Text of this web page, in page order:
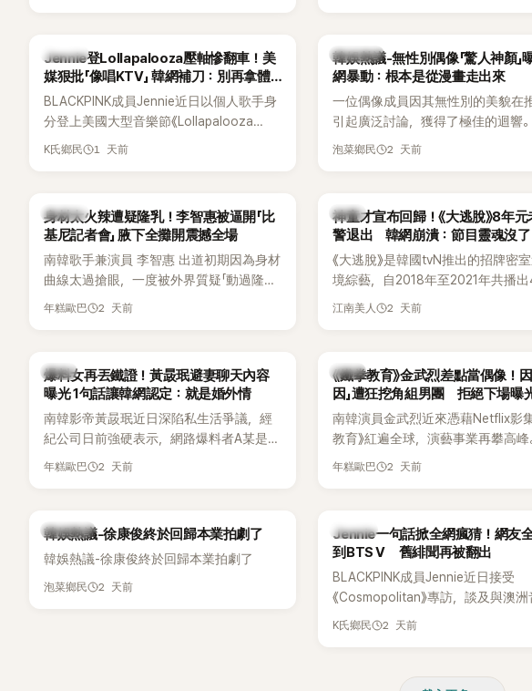
近況照意外掀起熱議，不是因為仙氣十足
的美貌，而是藏在纖細身材下的超狂背肌
與肩膀線條，反差感十足，讓不少網友看
傻直呼：「原來她身材這麼猛！」
K-POP
Jennie登Lollapalooza壓軸慘翻車！美
媒狠批「像唱KTV」 韓網補刀：別再拿體
力當藉口
BLACKPINK成員Jennie近日以個人歌手身
分登上美國大型音樂節《Lollapalooza
Chicago》主舞台，不僅成為首位擔任該音
遭部分網友質疑，就連美國當地媒體也毫
不留情給出負評，甚至形容整場演出「就像
一場豪華KTV」。
K氏鄉民 1 天前
熱議討論
韓娛熱議-無性別偶像「驚人神顏」
網暴動：根本是從漫畫走出來
一位偶像成員因其無性別的美貌在
引起廣泛討論，獲得了極佳的迴響
僅外型出眾，舞技也備受讚譽。
泡菜鄉民 2 天前
K-POP
身材太火辣遭疑隆乳！李智惠被逼開「比
基尼記者會」 腋下全攤開震撼全場
南韓歌手兼演員 李智惠 出道初期因為身材
曲線太過搶眼，一度被外界質疑「動過隆乳
手術」，最後甚至被公司安排親上火線，召
口回憶這段「隆乳疑雲黑歷史」，話題再度被
翻出來熱議。 2日播出的 SBS 綜藝節目
《我的經紀人太難搞－秘書鎮》，邀請同時
兼顧工作與育兒的演藝圈代表「媽媽群」
——李智惠、李賢怡、李恩亨，以第13位
合，兩人邊搭車邊聊天，氣氛輕鬆。聊到
最近的新聞，李瑞鎮突然直球發問：「妳不
是上新聞了？說妳去做整形？是人中縮短
手術嗎？」一貫犀利又不留情的問法，讓現
年糕歐巴 2 天前
韓星
神童才宣布回歸！《大逃脫》8年
警退出 韓網崩潰：節目靈魂沒了
《大逃脫》是韓國tvN推出的招牌密
境綜藝，自2018年至2021年共播出
由鄭鍾淵PD打造完整的「大逃脫宇宙
江南美人 2 天前
韓星
爆料女再丟鐵證！黃晸珉避妻聊天內容
曝光 1句話讓韓網認定：就是婚外情
南韓影帝黃晸珉近日深陷私生活爭議，經
紀公司日前強硬表示，網路爆料者A某是涉
嫌長期跟蹤黃晸珉的嫌疑人，已採取法律
「雙向互動」，並非外界所稱的單方面騷擾。
年糕歐巴 2 天前
韓星
《鐵拳教育》金武烈差點當偶像！因
因」遭狂挖角組男團 拒絕下場曝
南韓演員金武烈近來憑藉Netflix影
教育》紅遍全球，演藝事業再攀高峰
被爆出一段鮮為人知的出道祕辛，
年糕歐巴 2 天前
熱議討論
韓娛熱議-徐康俊終於回歸本業拍劇了
韓娛熱議-徐康俊終於回歸本業拍劇了
泡菜鄉民 2 天前
K-POP
Jennie一句話掀全網瘋猜！網友
到BTS V 舊緋聞再被翻出
BLACKPINK成員Jennie近日接受
《Cosmopolitan》專訪，談及與澳洲
Tame Impala合作推出〈Dracula（
K氏鄉民 2 天前